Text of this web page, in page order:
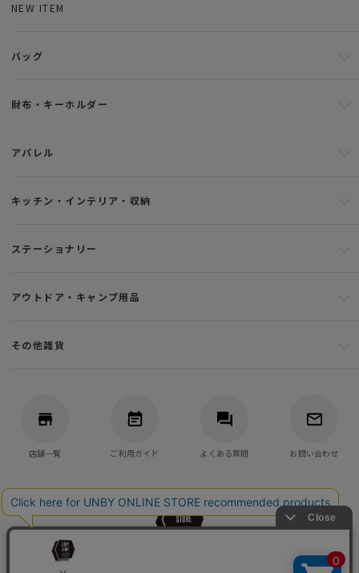
NEW ITEM
バッグ
財布・キーホルダー
アパレル
キッチン・インテリア・収納
ステーショナリー
アウトドア・キャンプ用品
その他雑貨
店舗一覧 ご利用ガイド よくある質問 お問い合わせ